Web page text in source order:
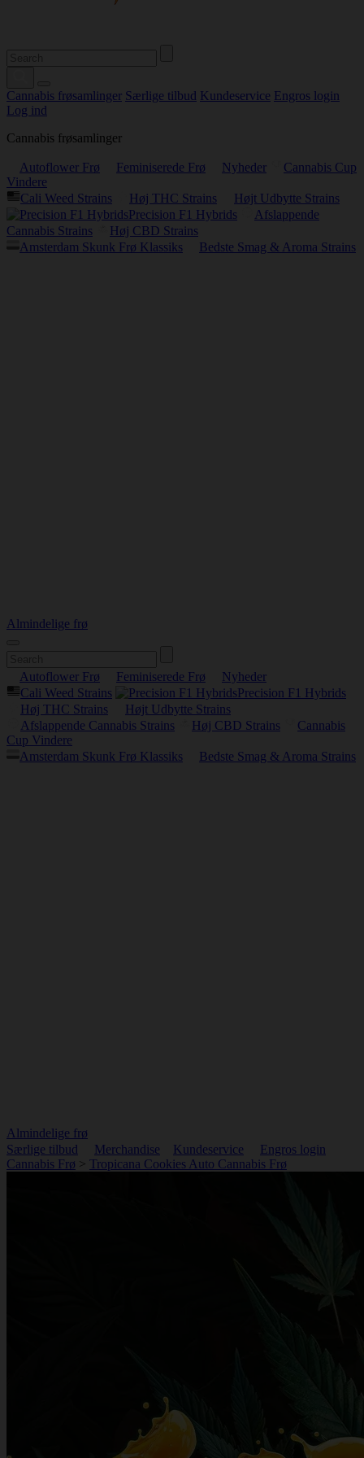
Cannabis frøsamlinger Særlige tilbud Kundeservice Engros login
Log ind
Cannabis frøsamlinger
Autoflower Frø Feminiserede Frø Nyheder
Cannabis Cup
Vindere
Cali Weed Strains
Høj THC Strains
Højt Udbytte Strains
Precision F1 Hybrids
Afslappende
Cannabis Strains
Høj CBD Strains
Amsterdam Skunk Frø Klassiks
Bedste Smag & Aroma Strains
Almindelige frø
Autoflower Frø Feminiserede Frø
Nyheder
Cali Weed Strains
Precision F1 Hybrids
Høj THC Strains
Højt Udbytte Strains
Afslappende Cannabis Strains
Høj CBD Strains
Cannabis
Cup Vindere
Amsterdam Skunk Frø Klassiks
Bedste Smag & Aroma Strains
Almindelige frø
Særlige tilbud
Merchandise Kundeservice
Engros login
Cannabis Frø > Tropicana Cookies Auto Cannabis Frø